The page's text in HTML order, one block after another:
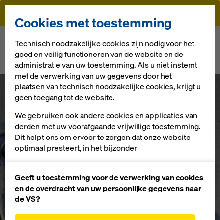
Doka
Doka start verkoop gebruikte materialen online: dezelfde kwaliteit -
lagere prijs
Doka start
verkoop
gebruikte
materialen
online: dezelfde
Cookies met toestemming
Technisch noodzakelijke cookies zijn nodig voor het
goed en veilig functioneren van de website en de
administratie van uw toestemming. Als u niet instemt
met de verwerking van uw gegevens door het
plaatsen van technisch noodzakelijke cookies, krijgt u
geen toegang tot de website.
We gebruiken ook andere cookies en applicaties van
derden met uw voorafgaande vrijwillige toestemming.
Dit helpt ons om ervoor te zorgen dat onze website
optimaal presteert, in het bijzonder
van onze website (functionele en statistische
cookies),
het vergemakkelijken van een soepel
Geeft u toestemming voor de verwerking van cookies
en de overdracht van uw persoonlijke gegevens naar
de VS?